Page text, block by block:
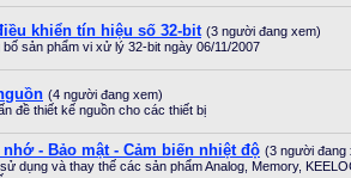
khiển tín hiệu số 32-bit (3 người đang xem)
sản phẩm vi xử lý 32-bit ngày 06/11/2007
(4 người đang xem)
đề thiết kế nguồn cho các thiết bị
- Bảo mật - Cảm biến nhiệt độ (3 người đang
dụng và thay thế các sản phẩm Analog, Memory,